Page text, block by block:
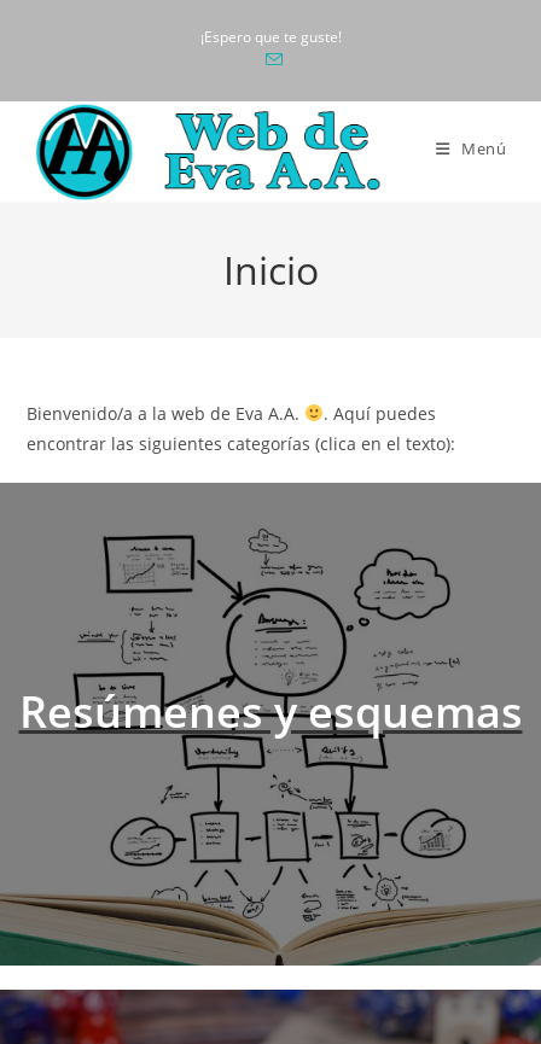
¡Espero que te guste!
Menú
Inicio
Bienvenido/a a la web de Eva A.A.
. Aquí puedes
encontrar las siguientes categorías (clica en el texto):
Resúmenes y esquemas